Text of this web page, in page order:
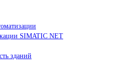
SIMATIC NET
зданий